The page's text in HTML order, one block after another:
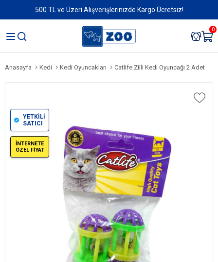
500 TL ve Üzeri Alışverişlerinizde Kargo Ücretsiz!
0
Anasayfa Kedi Kedi Oyuncakları Catlife Zilli Kedi Oyuncağı 2 Adet
YETKİLİ
SATICI
İNTERNETE
ÖZEL FİYAT